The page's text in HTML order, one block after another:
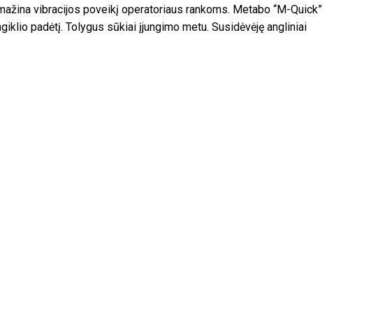
vibracijos poveikį operatoriaus rankoms. Metabo “M-Quick”
padėtį. Tolygus sūkiai įjungimo metu. Susidėvėję angliniai